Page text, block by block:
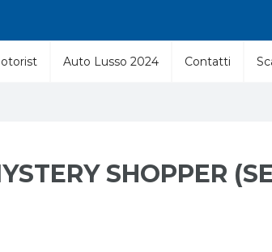
Auto Lusso 2024 Contatti
SHOPPER